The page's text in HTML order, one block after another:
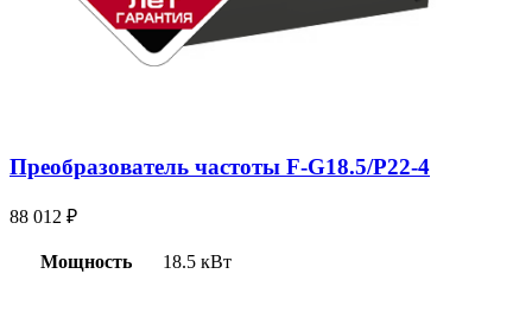
Преобразователь частоты F-G18.5/P22-4
88 012 ₽
Мощность 18.5 кВт